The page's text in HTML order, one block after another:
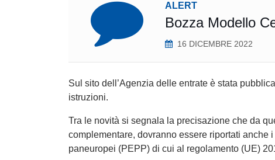
ALERT
Bozza Modello
16 DICEMBRE 2022
Sul sito dell’Agenzia delle entrate è stata
istruzioni.
Tra le novità si segnala la precisazione che da
complementare, dovranno essere riportati
paneuropei (PEPP) di cui al regolamento (UE)